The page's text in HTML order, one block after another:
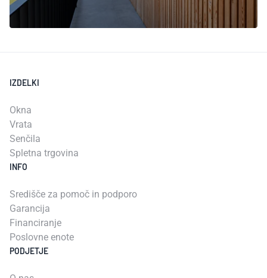
IZDELKI
Okna
Vrata
Senčila
Spletna trgovina
INFO
Središče za pomoč in podporo
Garancija
Financiranje
Poslovne enote
PODJETJE